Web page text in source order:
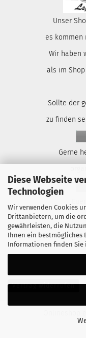
Diese Webseite
Technologien
Wir verwenden Cookies
Drittanbietern, um die
gewährleisten, die
Ihnen ein bestmögliches
Informationen finden Sie
Unser
es kommen
Wir haben
als im
Sollte der
zu finden
Gerne
Vertrag widerrufen